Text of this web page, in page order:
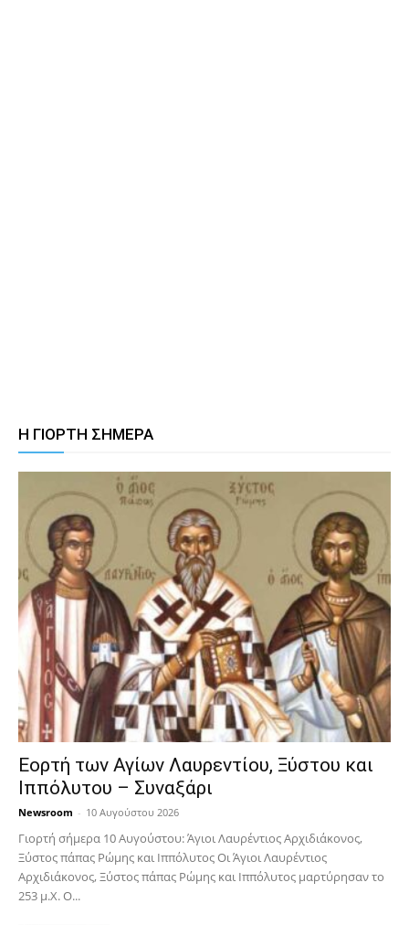
Η ΓΙΟΡΤΗ ΣΗΜΕΡΑ
Εορτή των Αγίων Λαυρεντίου, Ξύστου και
Ιππόλυτου – Συναξάρι
Newsroom - 10 Αυγούστου 2026
Γιορτή σήμερα 10 Αυγούστου: Άγιοι Λαυρέντιος Αρχιδιάκονος,
Ξύστος πάπας Ρώμης και Ιππόλυτος Οι Άγιοι Λαυρέντιος
Αρχιδιάκονος, Ξύστος πάπας Ρώμης και Ιππόλυτος μαρτύρησαν το
253 μ.Χ. Ο...